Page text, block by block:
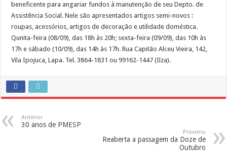
beneficente para angariar fundos à manutenção de seu Depto. de
Assistência Social. Nele são apresentados artigos semi-novos :
roupas, acessórios, artigos de decoração e utilidade doméstica.
Qunita-feira (08/09), das 18h às 20h; sexta-feira (09/09), das 10h às
17h e sábado (10/09), das 14h às 17h. Rua Capitão Alceu Vieira, 142,
Vila Ipojuca, Lapa. Tel. 3864-1831 ou 99162-1447 (Ilza).
Anterior
30 anos de PMESP
Próximo
Reaberta a passagem da Doze de
Outubro